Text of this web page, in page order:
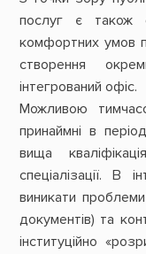
послуг є також
комфортних умов
створення
інтегрований офіс.
Можливою
принаймні в
вища
спеціалізації. В
виникати
документів) та
інституційно